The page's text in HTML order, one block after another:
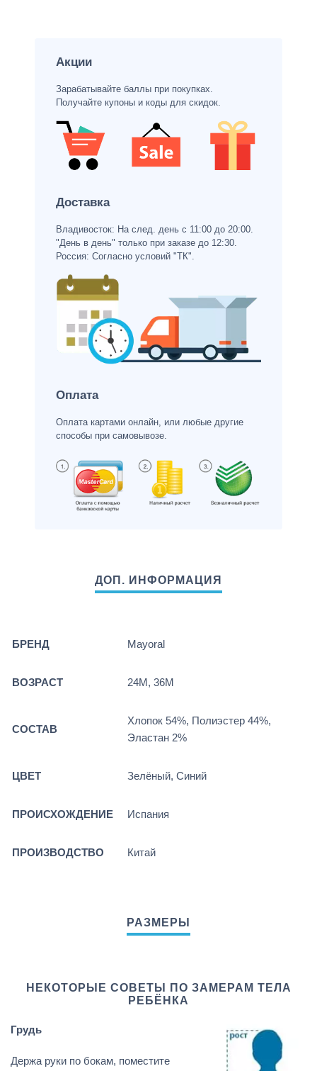
Акции
Зарабатывайте баллы при покупках.
Получайте купоны и коды для скидок.
Доставка
Владивосток: На след. день с 11:00 до 20:00.
"День в день" только при заказе до 12:30.
Россия: Согласно условий "ТК".
Оплата
Оплата картами онлайн, или любые другие
способы при самовывозе.
БРЕНД Mayoral
ВОЗРАСТ 24М, 36М
СОСТАВ
Хлопок 54%, Полиэстер 44%,
Эластан 2%
ЦВЕТ Зелёный, Синий
ПРОИСХОЖДЕНИЕ Испания
ПРОИЗВОДСТВО Китай
НЕКОТОРЫЕ СОВЕТЫ ПО ЗАМЕРАМ ТЕЛА
РЕБЁНКА
Грудь
Держа руки по бокам, поместите